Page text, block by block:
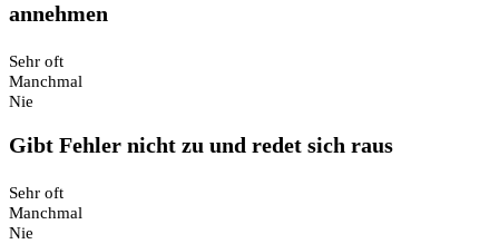
annehmen
Sehr oft
Manchmal
Nie
Gibt Fehler nicht zu und redet sich raus
Sehr oft
Manchmal
Nie